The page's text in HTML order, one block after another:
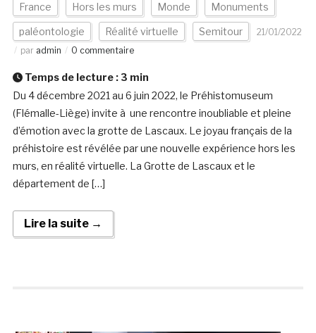
France Hors les murs Monde Monuments
paléontologie Réalité virtuelle Semitour
21/01/2022
par admin 0 commentaire
Temps de lecture : 3 min
Du 4 décembre 2021 au 6 juin 2022, le Préhistomuseum
(Flémalle-Liège) invite à une rencontre inoubliable et pleine
d’émotion avec la grotte de Lascaux. Le joyau français de la
préhistoire est révélée par une nouvelle expérience hors les
murs, en réalité virtuelle. La Grotte de Lascaux et le
département de […]
Lire la suite →